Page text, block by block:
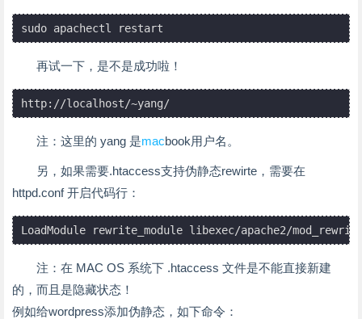
sudo apachectl restart
再试一下，是不是成功啦！
注：这里的 yang 是macbook用户名。
另，如果需要.htaccess支持伪静态rewirte，需要在
httpd.conf 开启代码行：
LoadModule rewrite_module libexec/apache2/
注：在 MAC OS 系统下 .htaccess 文件是不能直接新建
的，而且是隐藏状态！
例如给wordpress添加伪静态，如下命令：